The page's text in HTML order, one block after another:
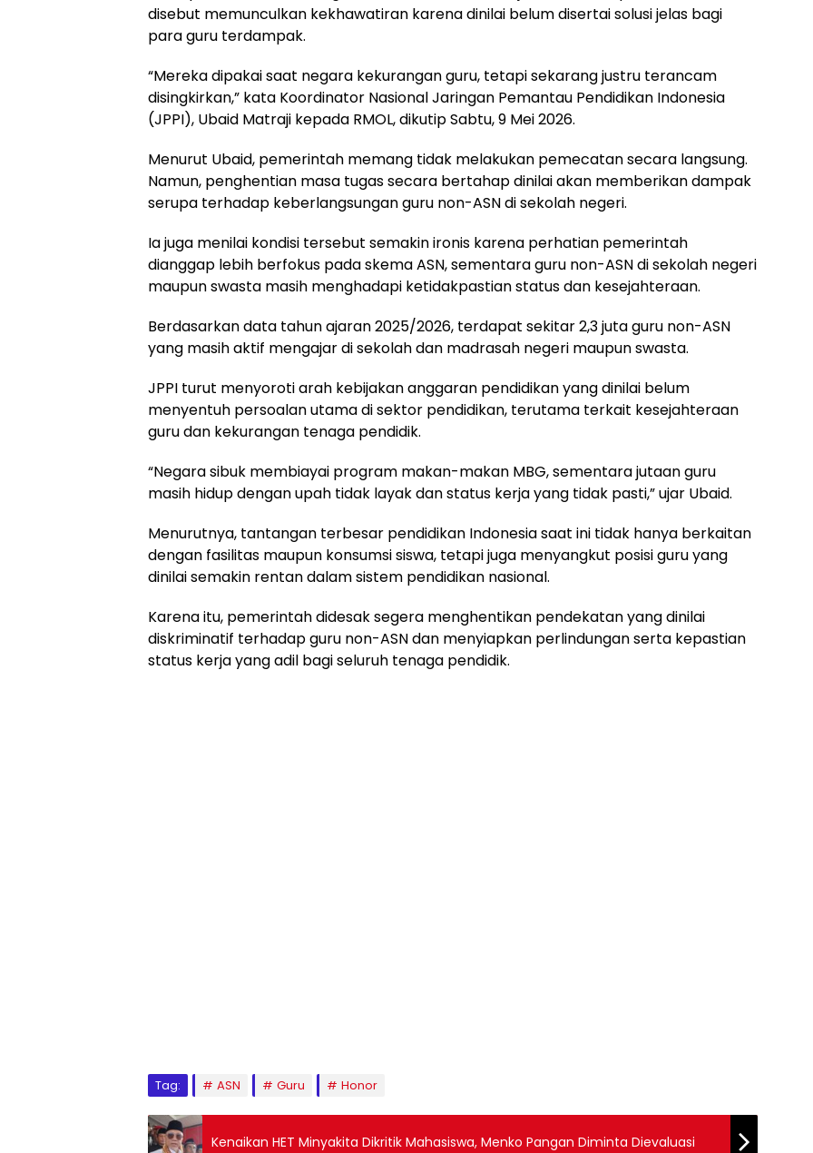
disebut memunculkan kekhawatiran karena dinilai belum disertai solusi jelas bagi
para guru terdampak.
“Mereka dipakai saat negara kekurangan guru, tetapi sekarang justru terancam
disingkirkan,” kata Koordinator Nasional Jaringan Pemantau Pendidikan Indonesia
(JPPI), Ubaid Matraji kepada RMOL, dikutip Sabtu, 9 Mei 2026.
Menurut Ubaid, pemerintah memang tidak melakukan pemecatan secara langsung.
Namun, penghentian masa tugas secara bertahap dinilai akan memberikan dampak
serupa terhadap keberlangsungan guru non-ASN di sekolah negeri.
Ia juga menilai kondisi tersebut semakin ironis karena perhatian pemerintah
dianggap lebih berfokus pada skema ASN, sementara guru non-ASN di sekolah negeri
maupun swasta masih menghadapi ketidakpastian status dan kesejahteraan.
Berdasarkan data tahun ajaran 2025/2026, terdapat sekitar 2,3 juta guru non-ASN
yang masih aktif mengajar di sekolah dan madrasah negeri maupun swasta.
JPPI turut menyoroti arah kebijakan anggaran pendidikan yang dinilai belum
menyentuh persoalan utama di sektor pendidikan, terutama terkait kesejahteraan
guru dan kekurangan tenaga pendidik.
“Negara sibuk membiayai program makan-makan MBG, sementara jutaan guru
masih hidup dengan upah tidak layak dan status kerja yang tidak pasti,” ujar Ubaid.
Menurutnya, tantangan terbesar pendidikan Indonesia saat ini tidak hanya berkaitan
dengan fasilitas maupun konsumsi siswa, tetapi juga menyangkut posisi guru yang
dinilai semakin rentan dalam sistem pendidikan nasional.
Karena itu, pemerintah didesak segera menghentikan pendekatan yang dinilai
diskriminatif terhadap guru non-ASN dan menyiapkan perlindungan serta kepastian
status kerja yang adil bagi seluruh tenaga pendidik.
Tag: ASN Guru Honor
Kenaikan HET Minyakita Dikritik Mahasiswa, Menko Pangan Diminta Dievaluasi